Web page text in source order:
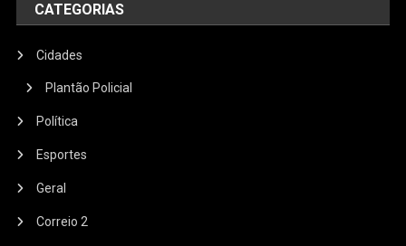
CATEGORIAS
Cidades
Plantão Policial
Política
Esportes
Geral
Correio 2